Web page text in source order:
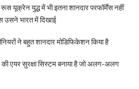
यूक्रेन युद्ध में भी इतना शानदार परफॉर्मेंस नहीं
उसने भारत में दिखाई
ने बहुत शानदार मोडिफिकेशन किया है
एयर सुरक्षा सिस्टम बनाया है जो अलग-अलग